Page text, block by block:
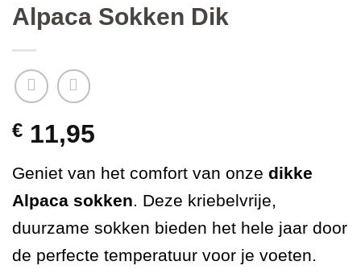
Alpaca Sokken Dik
€ 11,95
Geniet van het comfort van onze dikke
Alpaca sokken. Deze kriebelvrije,
duurzame sokken bieden het hele jaar door
de perfecte temperatuur voor je voeten.